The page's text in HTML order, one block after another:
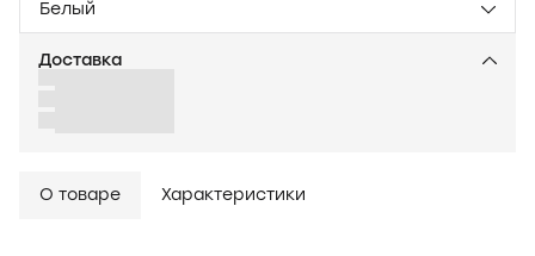
Белый
Доставка
О товаре Характеристики